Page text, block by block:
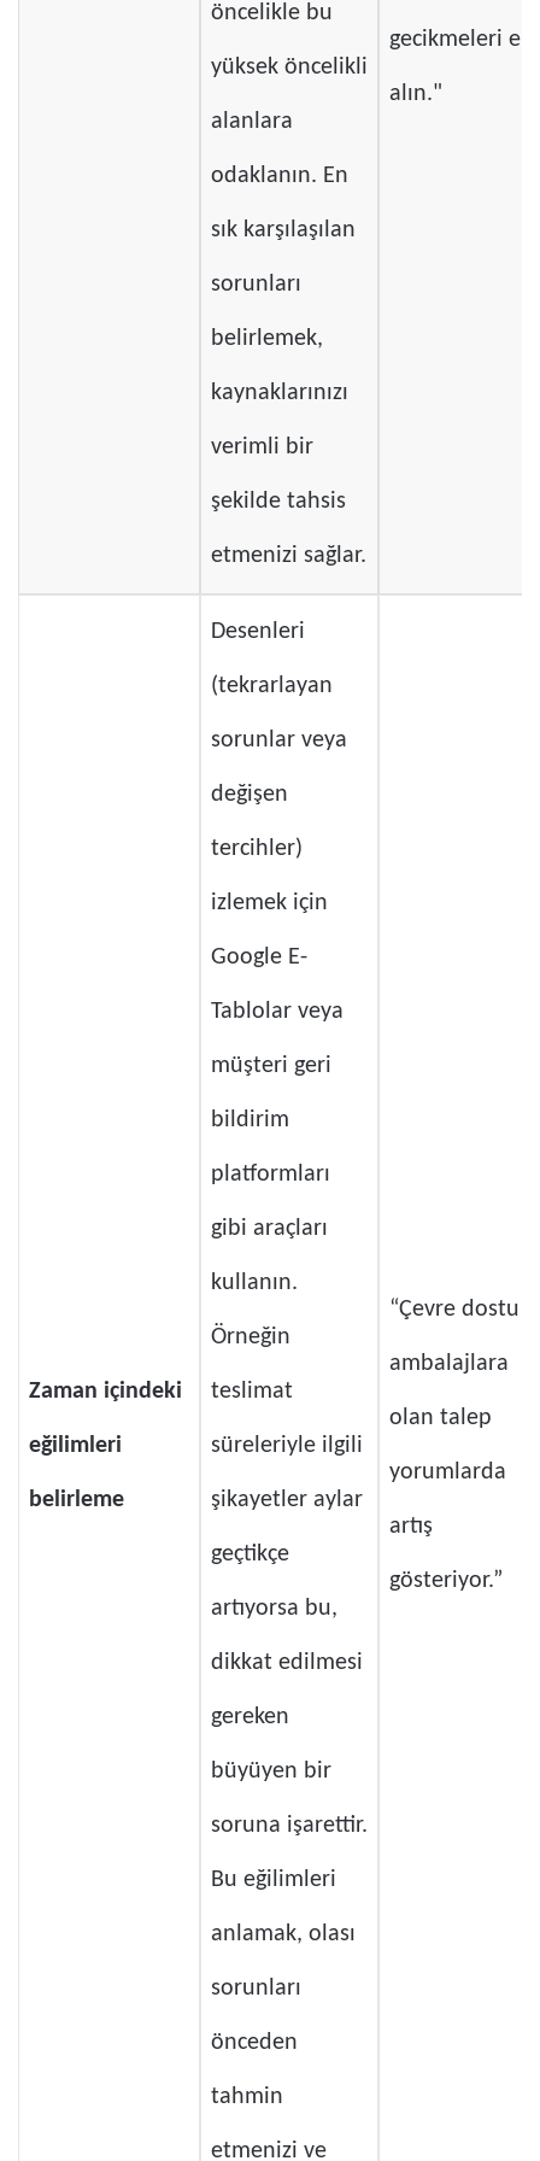
öncelikle bu
yüksek öncelikli
alanlara
odaklanın. En
sık karşılaşılan
sorunları
belirlemek,
kaynaklarınızı
verimli bir
şekilde tahsis
etmenizi sağlar.
gecikmeleri ele
alın."
Zaman içindeki
eğilimleri
belirleme
Desenleri
(tekrarlayan
sorunlar veya
değişen
tercihler)
izlemek için
Google E-
Tablolar veya
müşteri geri
bildirim
platformları
gibi araçları
kullanın.
Örneğin
teslimat
süreleriyle ilgili
şikayetler aylar
geçtikçe
artıyorsa bu,
dikkat edilmesi
gereken
büyüyen bir
soruna işarettir.
Bu eğilimleri
anlamak, olası
sorunları
önceden
tahmin
etmenizi ve
“Çevre dostu
ambalajlara
olan talep
yorumlarda
artış
gösteriyor.”